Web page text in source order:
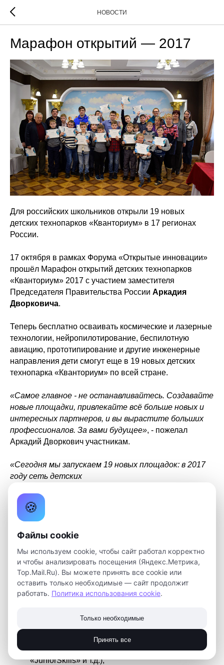
НОВОСТИ
Марафон открытий — 2017
Для российских школьников открыли 19 новых
детских технопарков «Кванториум» в 17 регионах
России.
17 октября в рамках Форума «Открытые инновации»
прошёл Марафон открытий детских технопарков
«Кванториум» 2017 с участием заместителя
Председателя Правительства России Аркадия
Дворковича.
Теперь бесплатно осваивать космические и лазерные
технологии, нейропилотирование, беспилотную
авиацию, прототипирование и другие инженерные
направления дети смогут еще в 19 новых детских
технопарка «Кванториум» по всей стране.
«Самое главное - не останавливайтесь. Создавайте
новые площадки, привлекайте всё больше новых и
интересных партнеров, и вы вырастите больших
профессионалов. За вами будущее», - пожелал
Аркадий Дворкович участникам.
«Сегодня мы запускаем 19 новых площадок: в 2017
году сеть детских
регионах России, 45 000 кванторианцев начнут свое
обучение и свыше 400 000 российских школьников
будут вовлечены в кванторианское движение. В 2018
году детские технопарки
рассказалаМарина Ракова, руководитель Фонда
новых форм развития образования.
По словам идеолога и руководителя сети детских
год кванторианцы показали впечатляющие успехи:
инженерных международных и всероссийских
соревнований (олимпиада НТИ, чемпионаты
«JuniorSkills» и т.д.);
🍪
Файлы cookie
Мы используем cookie, чтобы сайт работал корректно
и чтобы анализировать посещения (Яндекс.Метрика,
Top.Mail.Ru). Вы можете принять все cookie или
оставить только необходимые — сайт продолжит
работать. Политика использования cookie.
Только необходимые
Принять все